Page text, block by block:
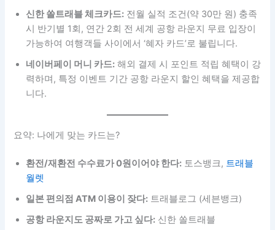
신한 쏠트래블 체크카드: 전월 실적 조건(약 30만 원) 충족
시 반기별 1회, 연간 2회 전 세계 공항 라운지 무료 입장이
가능하여 여행객들 사이에서 ‘혜자 카드’로 불립니다.
네이버페이 머니 카드: 해외 결제 시 포인트 적립 혜택이 강
력하며, 특정 이벤트 기간 공항 라운지 할인 혜택을 제공합
니다.
요약: 나에게 맞는 카드는?
환전/재환전 수수료가 0원이어야 한다: 토스뱅크, 트래블
월렛
일본 편의점 ATM 이용이 잦다: 트래블로그 (세븐뱅크)
공항 라운지도 공짜로 가고 싶다: 신한 쏠트래블